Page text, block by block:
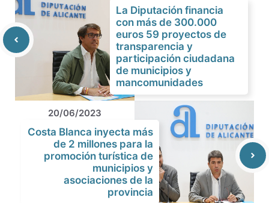
La Diputación financia
con más de 300.000
euros 59 proyectos de
transparencia y
participación ciudadana
de municipios y
mancomunidades
20/06/2023
Costa Blanca inyecta más
de 2 millones para la
promoción turística de
municipios y
asociaciones de la
provincia